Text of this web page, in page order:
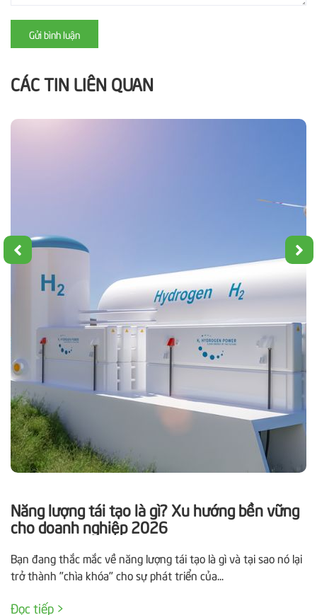
Gửi bình luận
CÁC TIN LIÊN QUAN
Năng lượng tái tạo là gì? Xu hướng bền vững
cho doanh nghiệp 2026
Bạn đang thắc mắc về năng lượng tái tạo là gì và tại sao nó lại
trở thành "chìa khóa" cho sự phát triển của...
Đọc tiếp >